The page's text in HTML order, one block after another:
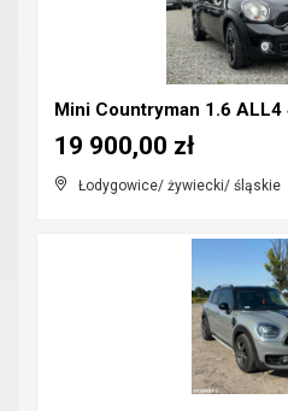
Łodygowice/ żywiecki/ śląskie
19 900,00 zł